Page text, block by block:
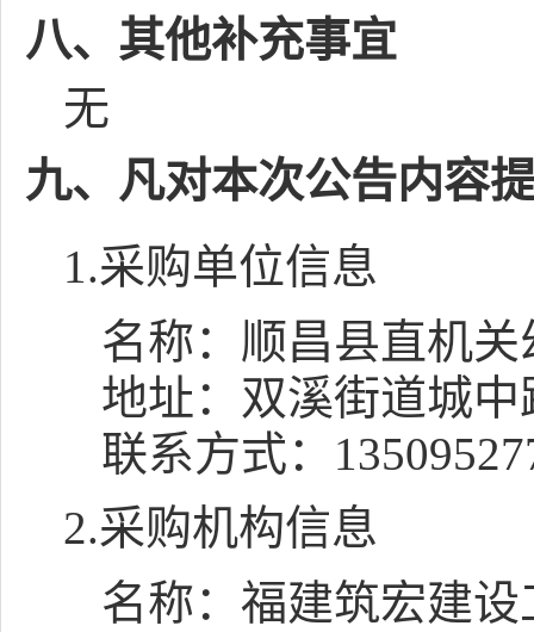
八、其他补充事宜
无
九、凡对本次公告内容
1.采购单位信息
名称： 顺昌县直机关
地址： 双溪街道城中
联系方式：
2.采购机构信息
名称： 福建筑宏建